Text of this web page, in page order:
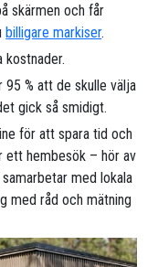
skärmen och får
billigare markiser.
kostnader.
95 % att de skulle välja
gick så smidigt.
för att spara tid och
ett hembesök – hör av
med lokala
med råd och mätning